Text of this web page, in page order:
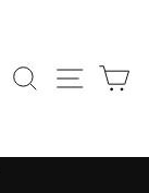
BUSCAR